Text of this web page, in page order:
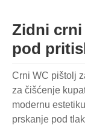
Zidni crni
pod
Crni WC pištolj
za čišćenje
modernu
prskanje pod